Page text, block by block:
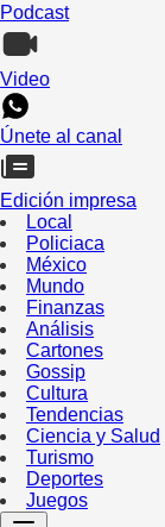
Podcast
Video
Únete al canal
Edición impresa
Local
Policiaca
México
Mundo
Finanzas
Análisis
Cartones
Gossip
Cultura
Tendencias
Ciencia y Salud
Turismo
Deportes
Juegos